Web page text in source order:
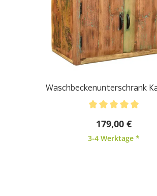
Waschbeckenunterschrank
179,00 €
3-4 Werktage *